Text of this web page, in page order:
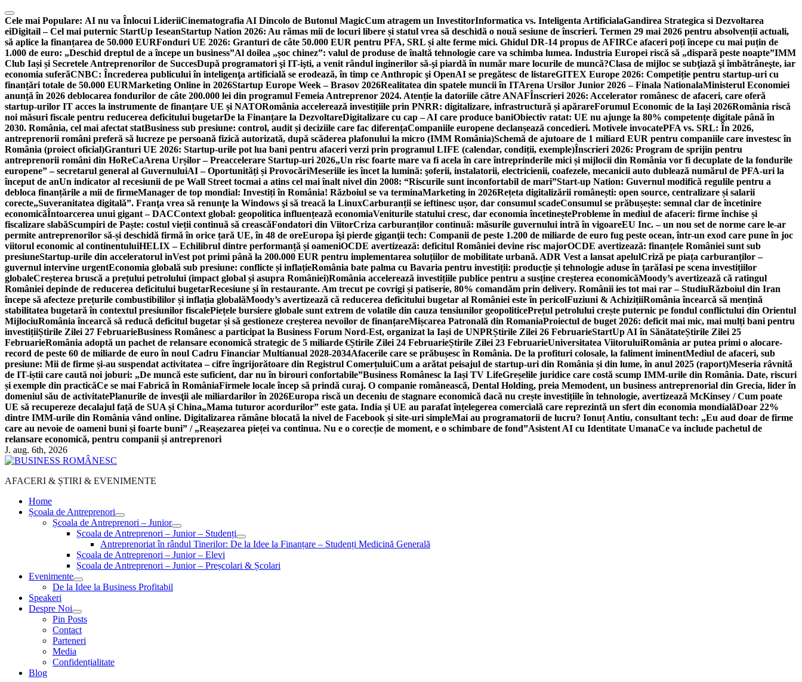
Skip
to
content
Cele mai Populare: AI nu va Înlocui LideriiCinematografia AI Dincolo de Butonul MagicCum atragem un InvestitorInformatica vs. Inteligenta ArtificialaGandirea Strategica si Dezvoltarea
eiDigitail – Cel mai puternic StartUp IeseanStartup Nation 2026: Au rămas mii de locuri libere și statul vrea să deschidă o nouă sesiune de înscrieri. Termen 29 mai 2026 pentru absolvenții actuali,
să aplice la finanțarea de 50.000 EURFonduri UE 2026: Granturi de câte 50.000 EUR pentru PFA, SRL și alte ferme mici. Ghidul DR-14 propus de AFIRCe afaceri poți începe cu mai puțin de
1.000 de euro: „Deschid dreptul de a începe un business”Al doilea „șoc chinez”: valul de produse de înaltă tehnologie care va schimba lumea. Industria Europei riscă să „dispară peste noapte”IMM
Club Iași și Secretele Antreprenorilor de SuccesDupă programatori şi IT-işti, a venit rândul inginerilor să-şi piardă în număr mare locurile de muncă?Clasa de mijloc se subţiază şi îmbătrâneşte, iar
economia suferăCNBC: Încrederea publicului în inteligenţa artificială se erodează, în timp ce Anthropic şi OpenAI se pregătesc de listareGITEX Europe 2026: Competiție pentru startup-uri cu
finanțări totale de 50.000 EURMarketing Online in 2026Startup Europe Week – Brasov 2026Realitatea din spatele muncii în ITArena Ursilor Junior 2026 – Finala NationalaMinisterul Economiei
anunță în 2026 deblocarea fondurilor de câte 200.000 lei din programul Femeia Antreprenor 2024. Atenție la datoriile către ANAFÎnscrieri 2026: Accelerator românesc de afaceri, care oferă
startup-urilor IT acces la instrumente de finanțare UE și NATORomânia accelerează investițiile prin PNRR: digitalizare, infrastructură și apărareForumul Economic de la Iași 2026România riscă
noi măsuri fiscale pentru reducerea deficitului bugetarDe la Finanțare la DezvoltareDigitalizare cu cap – AI care produce baniObiectiv ratat: UE nu ajunge la 80% competențe digitale până în
2030. România, cel mai afectat statBusiness sub presiune: control, audit și deciziile care fac diferențaCompaniile europene declanșează concedieri. Motivele invocatePFA vs. SRL: În 2026,
antreprenorii români preferă să lucreze pe persoană fizică autorizată, după scăderea plafonului la micro (IMM România)Schemă de ajutoare de 1 miliard EUR pentru companiile care investesc în
România (proiect oficial)Granturi UE 2026: Startup-urile pot lua bani pentru afaceri verzi prin programul LIFE (calendar, condiții, exemple)Înscrieri 2026: Program de sprijin pentru
antreprenorii români din HoReCaArena Urșilor – Preaccelerare Startup-uri 2026„Un risc foarte mare va fi acela în care întreprinderile mici și mijlocii din România vor fi decuplate de la fondurile
europene” – secretarul general al GuvernuluiAI – Oportunități și ProvocăriMeseriile ies încet la lumină: şoferii, instalatorii, electricienii, coafezele, mecanicii auto dublează numărul de PFA-uri la
început de anUn indicator al recesiunii de pe Wall Street tocmai a atins cel mai înalt nivel din 2008: “Riscurile sunt inconfortabil de mari”Start-up Nation: Guvernul modifică regulile pentru a
debloca finanțările a mii de firmeManager de top mondial: Investiți în România! Războiul se va terminaMarketing in 2026Rețeta digitalizării românești: open source, centralizare și salarii
corecte„Suveranitatea digitală”. Franţa vrea să renunţe la Windows şi să treacă la LinuxCarburanții se ieftinesc ușor, dar consumul scadeConsumul se prăbușește: semnal clar de încetinire
economicăÎntoarcerea unui gigant – DACContext global: geopolitica influențează economiaVeniturile statului cresc, dar economia încetineșteProbleme în mediul de afaceri: firme închise și
fiscalizare slabăScumpiri de Paște: costul vieții continuă să creascăFondatori din ViitorCriza carburanților continuă: măsurile guvernului intră în vigoareEU Inc. – un nou set de norme care le-ar
permite antreprenorilor să-și deschidă firmă în orice țară UE, în 48 de oreEuropa îşi pierde giganţii tech: Companii de peste 1.200 de miliarde de euro fug peste ocean, într-un exod care pune în joc
viitorul economic al continentuluiHELIX – Echilibrul dintre performanță și oameniOCDE avertizează: deficitul României devine risc majorOCDE avertizează: finanțele României sunt sub
presiuneStartup-urile din acceleratorul inVest pot primi până la 200.000 EUR pentru implementarea soluțiilor de mobilitate urbană. ADR Vest a lansat apelulCriză pe piața carburanților –
guvernul intervine urgentEconomia globală sub presiune: conflicte și inflațieRomânia bate palma cu Bavaria pentru investiții: producție și tehnologie aduse în țarăIasi pe scena investițiilor
globaleCreșterea bruscă a prețului petrolului (impact global și asupra României)România accelerează investițiile publice pentru a susține creșterea economicăMoody’s avertizează că ratingul
României depinde de reducerea deficitului bugetarRecesiune și în restaurante. Am trecut pe covrigi și patiserie, 80% comandăm prin delivery. Românii ies tot mai rar – StudiuRăzboiul din Iran
începe să afecteze prețurile combustibililor și inflația globalăMoody’s avertizează că reducerea deficitului bugetar al României este în pericolFuziuni & AchizițiiRomânia încearcă să mențină
stabilitatea bugetară în contextul presiunilor fiscalePiețele bursiere globale sunt extrem de volatile din cauza tensiunilor geopoliticePrețul petrolului crește puternic pe fondul conflictului din Orientul
MijlociuRomânia încearcă să reducă deficitul bugetar și să gestioneze creșterea nevoilor de finanțareMișcarea Patronală din RomaniaProiectul de buget 2026: deficit mai mic, mai mulți bani pentru
investițiiȘtirile Zilei 27 FebruarieBusiness Românesc a participat la Business Forum Nord-Est, organizat la Iași de UNPRȘtirile Zilei 26 FebruarieStartUp AI în SănătateȘtirile Zilei 25
FebruarieRomânia adoptă un pachet de relansare economică strategic de 5 miliarde €Știrile Zilei 24 FebruarieȘtirile Zilei 23 FebruarieUniversitatea ViitoruluiRomânia ar putea primi o alocare-
record de peste 60 de miliarde de euro în noul Cadru Financiar Multianual 2028-2034Afacerile care se prăbușesc în România. De la profituri colosale, la faliment iminentMediul de afaceri, sub
presiune: Mii de firme și-au suspendat activitatea – cifre îngrijorătoare din Registrul ComerțuluiCum a arătat peisajul de startup-uri din România și din lume, în anul 2025 (raport)Meseria râvnită
de IT-iștii care caută noi joburi: „De muncă este suficient, dar nu în birouri confortabile”Business Românesc la Iași TV LifeGreșelile juridice care costă scump IMM-urile din România. Date, riscuri
și exemple din practicăCe se mai Fabrică în RomâniaFirmele locale încep să prindă curaj. O companie românească, Dental Holding, preia Memodent, un business antreprenorial din Grecia, lider în
domeniul său de activitatePlanurile de invesţii ale miliardarilor în 2026Europa riscă un deceniu de stagnare economică dacă nu crește investițiile în tehnologie, avertizează McKinsey / Cum poate
UE să recupereze decalajul față de SUA și China„Mama tuturor acordurilor” este gata. India și UE au parafat înțelegerea comercială care reprezintă un sfert din economia mondialăDoar 22%
dintre IMM-urile din România vând online. Digitalizarea rămâne blocată la nivel de Facebook și site-uri simpleMai au programatorii de lucru? Ionuț Antiu, consultant tech: „Eu aud doar de firme
care au nevoie de oameni buni și foarte buni” / „Reașezarea pieței va continua. Nu e o corecție de moment, e o schimbare de fond”Asistent AI cu Identitate UmanaCe va include pachetul de
relansare economică, pentru companii și antreprenori
J. aug. 6th, 2026
AFACERI & ȘTIRI & EVENIMENTE
Home
Școala de Antreprenori
Școala de Antreprenori – Junior
Școala de Antreprenori – Junior – Studenți
Antreprenoriat în rândul Tinerilor: De la Idee la Finanțare – Studenți Medicină Generală
Școala de Antreprenori – Junior – Elevi
Școala de Antreprenori – Junior – Preșcolari & Școlari
Evenimente
De la Idee la Business Profitabil
Speakeri
Despre Noi
Pin Posts
Contact
Parteneri
Media
Confidențialitate
Blog